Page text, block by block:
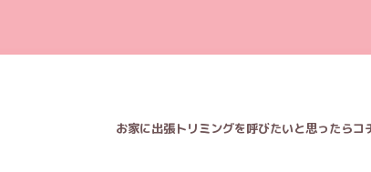
お家に出張トリミングを呼びたいと思ったらコ